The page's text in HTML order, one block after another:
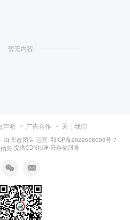
暂无内容
声明 广告合作 关于我们
· 由 车改团队 运营. 鄂ICP备2022008099号-7
提供CDN加速/云存储服务